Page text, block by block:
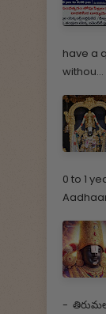
have a
withou...
0 to 1
- తిరుమల